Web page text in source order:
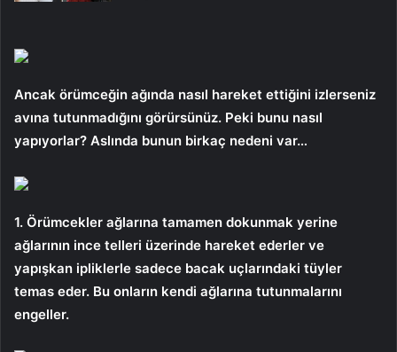
Ancak örümceğin ağında nasıl hareket ettiğini izlerseniz
avına tutunmadığını görürsünüz. Peki bunu nasıl
yapıyorlar? Aslında bunun birkaç nedeni var…
1. Örümcekler ağlarına tamamen dokunmak yerine
ağlarının ince telleri üzerinde hareket ederler ve
yapışkan ipliklerle sadece bacak uçlarındaki tüyler
temas eder. Bu onların kendi ağlarına tutunmalarını
engeller.